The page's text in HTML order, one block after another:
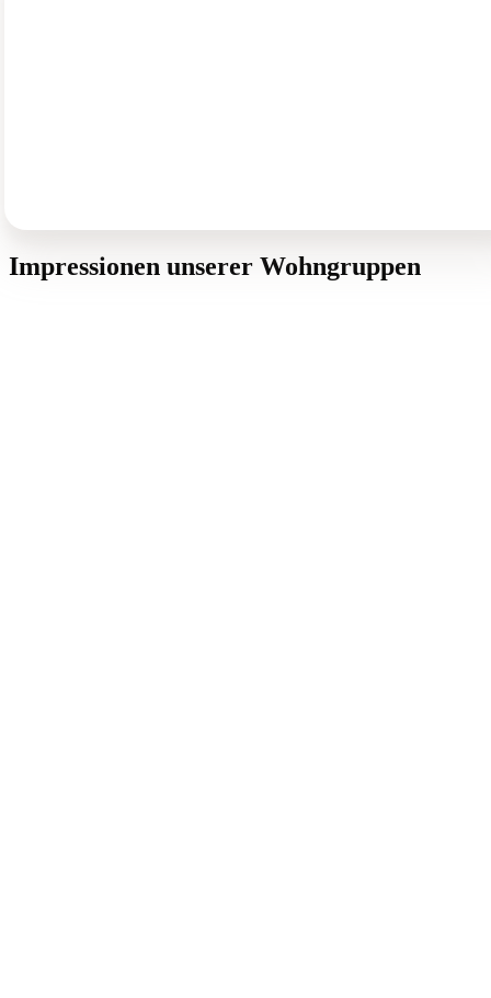
Impressionen unserer Wohngruppen